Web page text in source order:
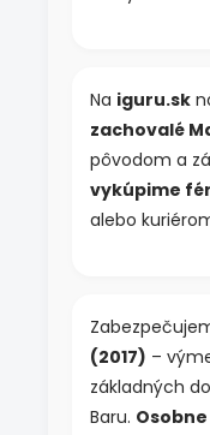
Na iguru.sk
zachovalé
pôvodom a
vykúpime
alebo
(2017) –
základných
Baru.